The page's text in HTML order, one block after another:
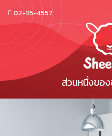
02-115-4557
ส่วนหนึ่งขอ